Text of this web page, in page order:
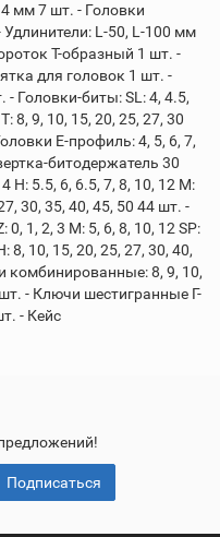
мм 7 шт. - Головки
Удлинители: L-50, L-100 мм
Т-образный 1 шт. -
для головок 1 шт. -
Головки-биты: SL: 4, 4.5,
8, 9, 10, 15, 20, 25, 27, 30
Е-профиль: 4, 5, 6, 7,
битодержатель 30
H: 5.5, 6, 6.5, 7, 8, 10, 12 M:
30, 35, 40, 45, 50 44 шт. -
0, 1, 2, 3 M: 5, 6, 8, 10, 12 SP:
8, 10, 15, 20, 25, 27, 30, 40,
комбинированные: 8, 9, 10,
- Ключи шестигранные Г-
- Кейс
Подписаться